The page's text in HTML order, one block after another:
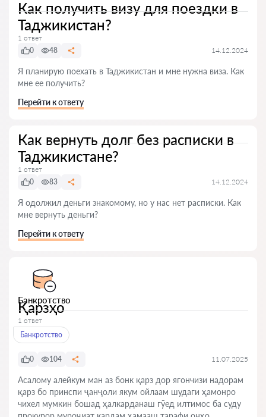
Как получить визу для поездки в
Таджикистан?
1 ответ
0
48 14.12.2024
Я планирую поехать в Таджикистан и мне нужна виза. Как
мне ее получить?
Перейти к ответу
Как вернуть долг без расписки в
Таджикистане?
1 ответ
0
83 14.12.2024
Я одолжил деньги знакомому, но у нас нет расписки. Как
мне вернуть деньги?
Перейти к ответу
Банкротство
Қарзҳо
1 ответ
Банкротство
0 104 11.07.2025
Асалому алейкум ман аз бонк қарз дор ягончизи надорам
қарз бо принспи ҷанҷоли якум ойлаам шудаги ҳамонро
чихел мумкин бошад ҳалкарданаш гӯед илтимос ба суду